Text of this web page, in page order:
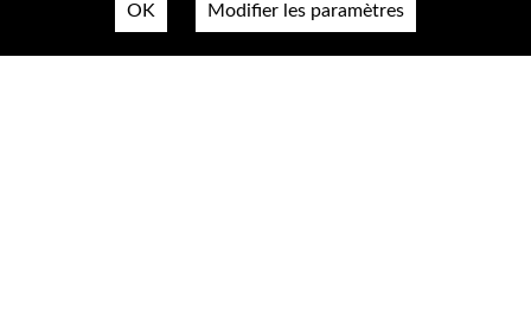
OK Modifier les paramètres